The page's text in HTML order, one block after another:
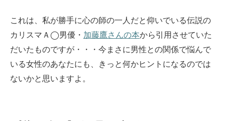
これは、私が勝手に心の師の一人だと仰いでいる伝説の
カリスマＡ◯男優・ 加藤鷹さんの本から引用させていた
だいたものですが・・・今まさに男性との関係で悩んで
いる女性のあなたにも、きっと何かヒントになるのでは
ないかと思いますよ。